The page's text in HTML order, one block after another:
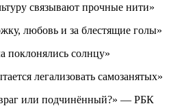
связывают прочные нити»
любовь и за блестящие голы»
поклонялись солнцу»
легализовать самозанятых»
враг или подчинённый?» — РБК